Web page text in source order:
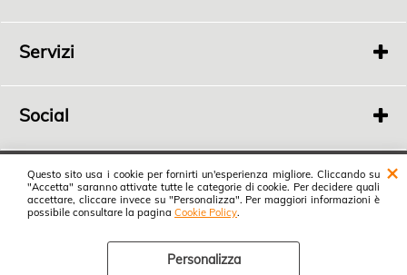
Questo sito usa i cookie per fornirti un'esperienza migliore. Cliccando su
"Accetta" saranno attivate tutte le categorie di cookie. Per decidere quali
accettare, cliccare invece su "Personalizza". Per maggiori informazioni è
possibile consultare la pagina Cookie Policy.
Personalizza
Servizi
Social
Vai al blog